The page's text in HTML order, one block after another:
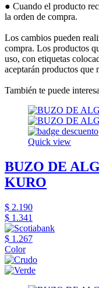
● Cuando el producto
la orden de compra.
Los cambios pueden
compra. Los productos
uso, con etiquetas
aceptarán productos que
También te puede
Quick view
BUZO DE
KURO
$ 2.190
$ 1.341
$ 1.267
Color